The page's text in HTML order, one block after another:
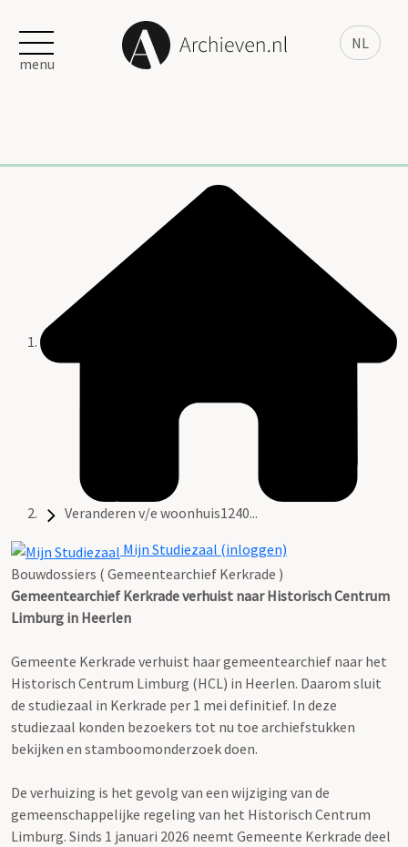
NL
menu
Veranderen v/e woonhuis1240...
Mijn Studiezaal (inloggen)
Bouwdossiers ( Gemeentearchief Kerkrade )
Gemeentearchief Kerkrade verhuist naar Historisch Centrum
Limburg in Heerlen
Gemeente Kerkrade verhuist haar gemeentearchief naar het
Historisch Centrum Limburg (HCL) in Heerlen. Daarom sluit
de studiezaal in Kerkrade per 1 mei definitief. In deze
studiezaal konden bezoekers tot nu toe archiefstukken
bekijken en stamboomonderzoek doen.
De verhuizing is het gevolg van een wijziging van de
gemeenschappelijke regeling van het Historisch Centrum
Limburg. Sinds 1 januari 2026 neemt Gemeente Kerkrade deel